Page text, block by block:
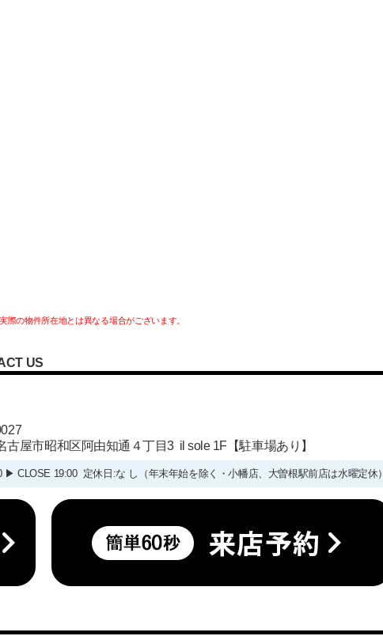
の物件所在地とは異なる場合がございます。
US
古屋市昭和区阿由知通４丁目3 il sole 1F【駐車場あり】
▶ CLOSE 19:00 定休日:な し（年末年始を除く・小幡店、大曽根駅前店は水曜定休）